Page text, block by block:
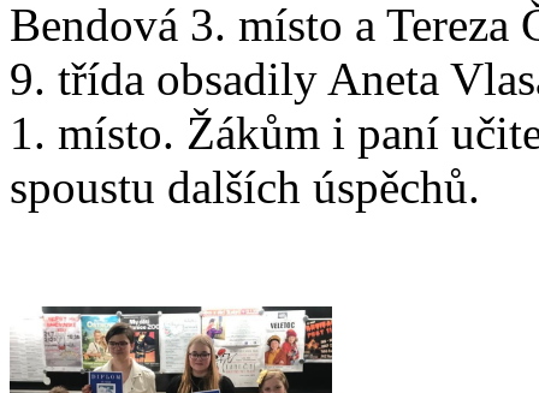
Bendová 3. místo a
9. třída obsadily Aneta
1. místo. Žákům i paní
spoustu dalších úspěchů.